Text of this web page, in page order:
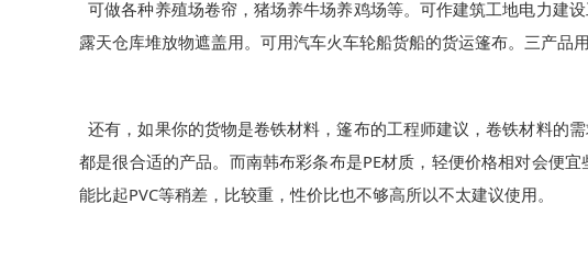
可做各种养殖场卷帘，猪场养牛场养鸡场等。可作建筑工地电力建
露天仓库堆放物遮盖用。可用汽车火车轮船货船的货运篷布。三产品用
还有，如果你的货物是卷铁材料，篷布的工程师建议，卷铁材料的
都是很合适的产品。而南韩布彩条布是PE材质，轻便价格相对会便
能比起PVC等稍差，比较重，性价比也不够高所以不太建议使用。